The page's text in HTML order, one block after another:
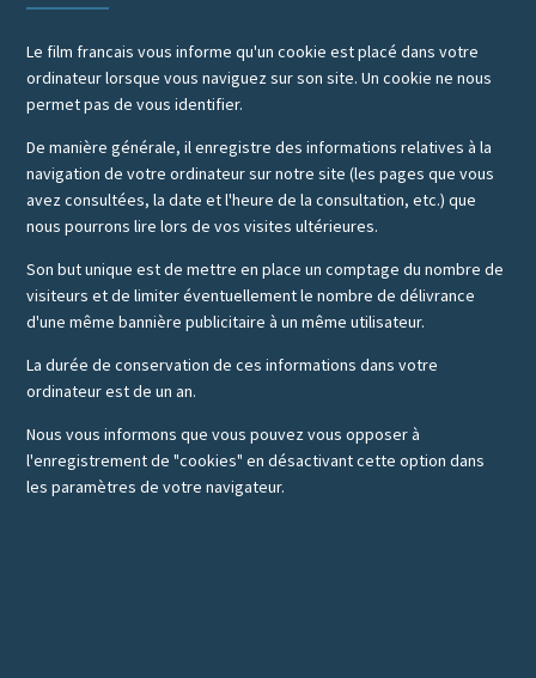
Le film francais vous informe qu'un cookie est placé dans votre
ordinateur lorsque vous naviguez sur son site. Un cookie ne nous
permet pas de vous identifier.
De manière générale, il enregistre des informations relatives à la
navigation de votre ordinateur sur notre site (les pages que vous
avez consultées, la date et l'heure de la consultation, etc.) que
nous pourrons lire lors de vos visites ultérieures.
Son but unique est de mettre en place un comptage du nombre de
visiteurs et de limiter éventuellement le nombre de délivrance
d'une même bannière publicitaire à un même utilisateur.
La durée de conservation de ces informations dans votre
ordinateur est de un an.
Nous vous informons que vous pouvez vous opposer à
l'enregistrement de "cookies" en désactivant cette option dans
les paramètres de votre navigateur.